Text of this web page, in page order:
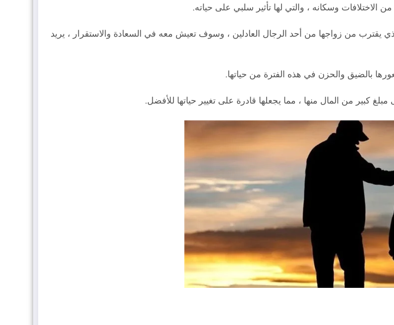
وسكانه ، والتي لها تأثير سلبي على حياته.
يقترب من زواجها من أحد الرجال العادلين ، وسوف تعيش معه في السعادة والاستقرار ، يريد
بالضيق والحزن في هذه الفترة من حياتها.
كبير من المال منها ، مما يجعلها قادرة على تغيير حياتها للأفضل.